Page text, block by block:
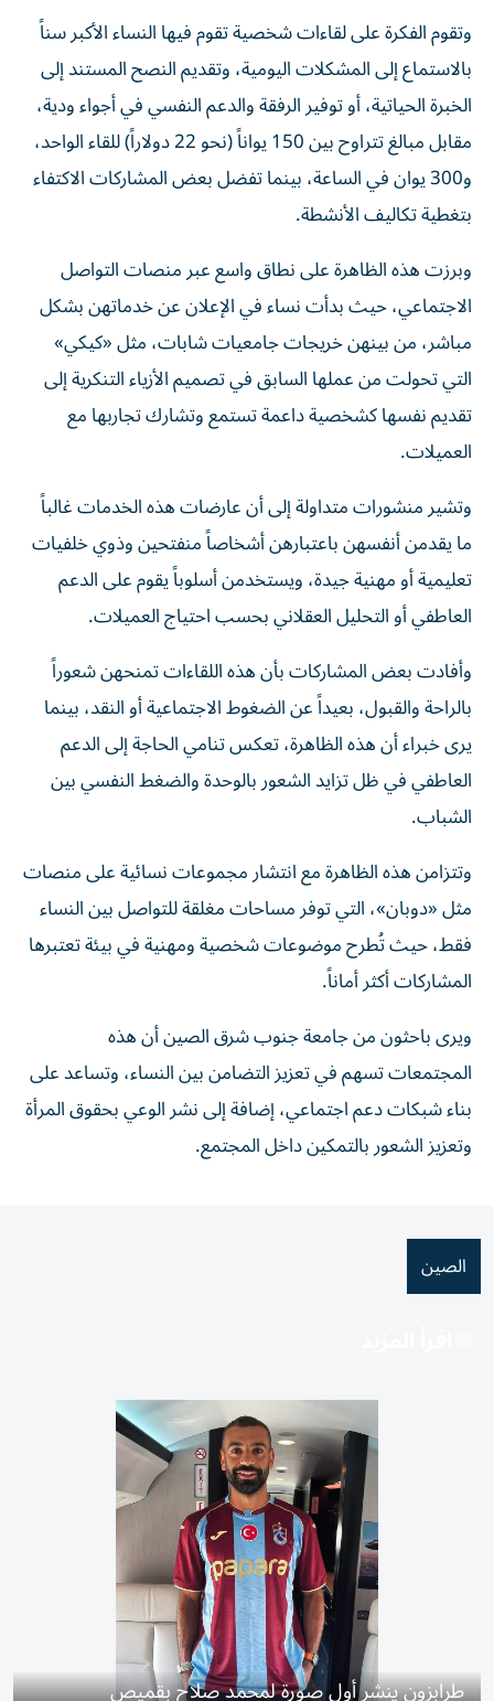
وتقوم الفكرة على لقاءات شخصية تقوم فيها النساء الأكبر سناً
بالاستماع إلى المشكلات اليومية، وتقديم النصح المستند إلى
الخبرة الحياتية، أو توفير الرفقة والدعم النفسي في أجواء ودية،
مقابل مبالغ تتراوح بين 150 يواناً (نحو 22 دولاراً) للقاء الواحد،
و300 يوان في الساعة، بينما تفضل بعض المشاركات الاكتفاء
بتغطية تكاليف الأنشطة.
وبرزت هذه الظاهرة على نطاق واسع عبر منصات التواصل
الاجتماعي، حيث بدأت نساء في الإعلان عن خدماتهن بشكل
مباشر، من بينهن خريجات جامعيات شابات، مثل «كيكي»
التي تحولت من عملها السابق في تصميم الأزياء التنكرية إلى
تقديم نفسها كشخصية داعمة تستمع وتشارك تجاربها مع
العميلات.
وتشير منشورات متداولة إلى أن عارضات هذه الخدمات غالباً
ما يقدمن أنفسهن باعتبارهن أشخاصاً منفتحين وذوي خلفيات
تعليمية أو مهنية جيدة، ويستخدمن أسلوباً يقوم على الدعم
العاطفي أو التحليل العقلاني بحسب احتياج العميلات.
وأفادت بعض المشاركات بأن هذه اللقاءات تمنحهن شعوراً
بالراحة والقبول، بعيداً عن الضغوط الاجتماعية أو النقد، بينما
يرى خبراء أن هذه الظاهرة، تعكس تنامي الحاجة إلى الدعم
العاطفي في ظل تزايد الشعور بالوحدة والضغط النفسي بين
الشباب.
وتتزامن هذه الظاهرة مع انتشار مجموعات نسائية على منصات
مثل «دوبان»، التي توفر مساحات مغلقة للتواصل بين النساء
فقط، حيث تُطرح موضوعات شخصية ومهنية في بيئة تعتبرها
المشاركات أكثر أماناً.
ويرى باحثون من جامعة جنوب شرق الصين أن هذه
المجتمعات تسهم في تعزيز التضامن بين النساء، وتساعد على
بناء شبكات دعم اجتماعي، إضافة إلى نشر الوعي بحقوق المرأة
وتعزيز الشعور بالتمكين داخل المجتمع.
الصين
طرابزون ينشر أول صورة لمحمد صلاح بقميص